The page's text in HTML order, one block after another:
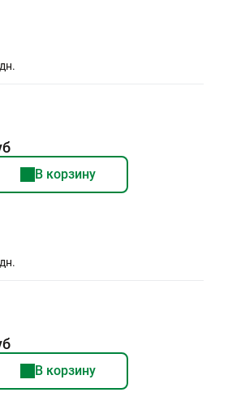
В корзину
В корзину